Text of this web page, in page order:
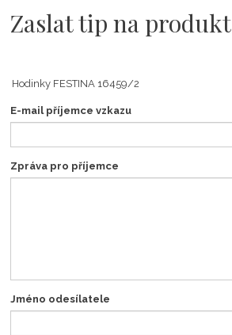
Zaslat tip na produkt
E-mail příjemce vzkazu
Zpráva pro příjemce
Jméno odesílatele